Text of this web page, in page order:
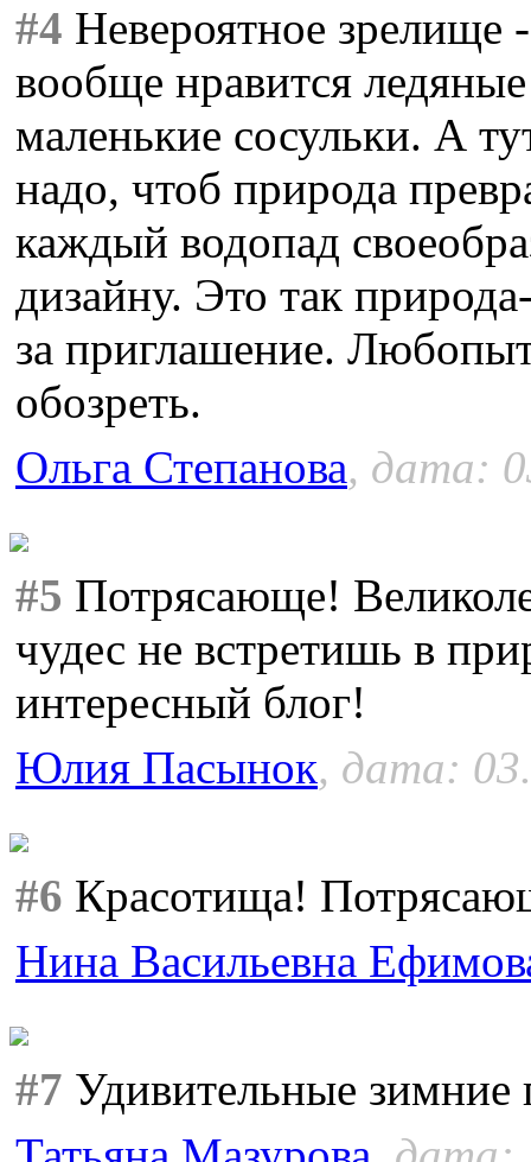
#4 Невероятное
вообще нравится
маленькие сосульки. А
надо, чтоб природа
каждый водопад
дизайну. Это так
за приглашение.
обозреть.
Ольга Степанова, дата:
#5 Потрясающе!
чудес не встретишь в
интересный блог!
Юлия Пасынок, дата:
#6 Красотища!
Нина Васильевна
#7 Удивительные зимние